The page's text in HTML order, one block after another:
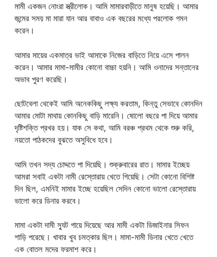
মামী একজন নোংরা স্ত্রীলোক। আমি মামারবাড়ীতে মানুষ হয়েছি। আমার
জন্মের সময় মা মারা যান আর বাবাও এক বছরের মধ্যে পরলোক গমন
করেন।
আমার মায়ের একমাত্র ভাই আমাকে নিজের বাড়িতে নিয়ে এসে পালন
করেন। আমার মামা-মামীর কোনো বাচ্চা হয়নি। আমি ওনাদের সন্তানের
অভাব পুরণ করেছি।
ছোটবেলা থেকেই আমি অনেককিছু লক্ষ্য করতাম, কিন্তু সেভাবে কোনদিন
আমার মোটা মাথায় কোনকিছু বাড়ি মারেনি। ষোলো বছরে পা দিয়ে আমার
দৃষ্টিশক্তি প্রখর হয়। যাক সে কথা, আমি বরঞ্চ প্রথম থেকে শুরু করি,
নয়তো পাঠকদের বুঝতে অসুবিধে হবে।
আমি তখন সদ্য চোদ্দতে পা দিয়েছি। শুক্রুবারের রাত। মামার ইচ্ছেয়
আমরা সবাই একটা নামী রেস্তোরায় খেতে গিয়েছি। সেটা কোনো বিশিষ্ট
দিন ছিল, এমনিই মামার ইচ্ছে হয়েছিল সেদিন কোনো ভালো রেস্তোরায়
ভালো করে ডিনার করবে।
মামা একটা দামী স্যুট গায়ে দিয়েছে আর মামী একটা ডিজাইনার সিফন
শাড়ি পরেছে। খাবার খুব চমত্কার ছিল। মামা-মামী ডিনার খেতে খেতে
এক বোতল মদের ফরমাশ করে।